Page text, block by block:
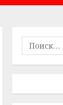
Найти: